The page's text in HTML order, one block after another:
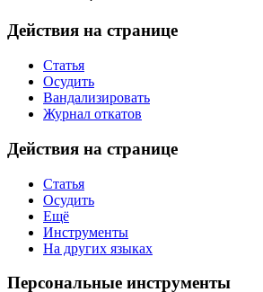
Действия на странице
Статья
Осудить
Вандализировать
Журнал откатов
Действия на странице
Статья
Осудить
Ещё
Инструменты
На других языках
Персональные инструменты